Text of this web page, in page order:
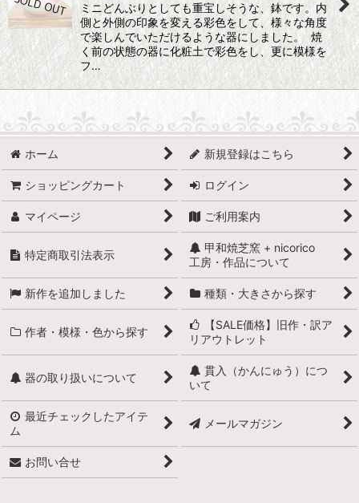
ミニどんぶりとしても重宝しそうな、鉢です。内
側と外側の印象を変える彩色をして、様々な角度
で楽しんでいただけるような器にしました。 焼
く前の状態の器に化粧土で彩色をし、更に模様を
フ…
ホーム 新規登録はこちら
ショッピングカート ログイン
マイページ ご利用案内
特定商取引法表示
甲和焼芝窯 + nicorico
工房・作品について
新作を追加しました 種類・大きさから探す
作者・模様・色から探す
【SALE価格】旧作・訳ア
リアウトレット
器の取り扱いについて
貫入（かんにゅう）につ
いて
最近チェックしたアイテ
ム
メールマガジン
お問い合せ